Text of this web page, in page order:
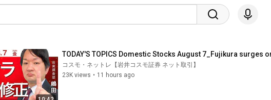
TODAY'S TOPICS Domestic Stocks August 7_Fujikura surges
コスモ・ネットレ【岩井コスモ証券 ネット取引】
23K views • 11 hours ago